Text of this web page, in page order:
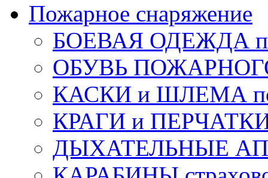
Пожарное снаряжение
БОЕВАЯ ОДЕЖДА
ОБУВЬ
КАСКИ и ШЛЕМА
КРАГИ и ПЕРЧАТКИ
ДЫХАТЕЛЬНЫЕ